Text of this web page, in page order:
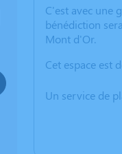
C'est avec une
bénédiction
Mont d'Or.
Cet espace est
Un service de